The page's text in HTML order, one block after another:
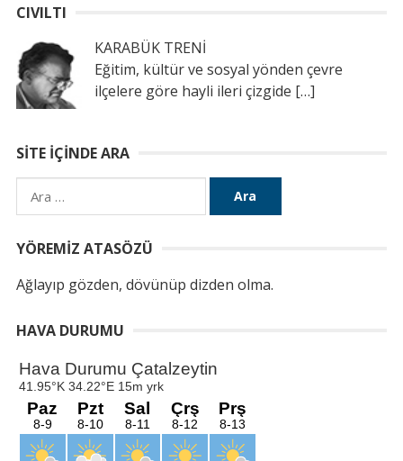
CIVILTI
KARABÜK TRENİ
Eğitim, kültür ve sosyal yönden çevre
ilçelere göre hayli ileri çizgide […]
SITE İÇINDE ARA
Arama:
YÖREMIZ ATASÖZÜ
Ağlayıp gözden, dövünüp dizden olma.
HAVA DURUMU